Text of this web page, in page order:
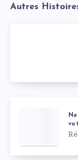
Autres